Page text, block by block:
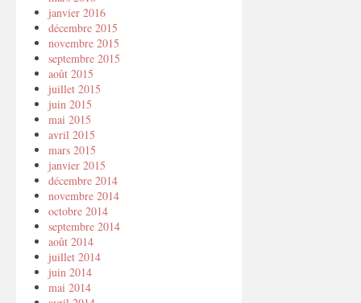
janvier 2016
décembre 2015
novembre 2015
septembre 2015
août 2015
juillet 2015
juin 2015
mai 2015
avril 2015
mars 2015
janvier 2015
décembre 2014
novembre 2014
octobre 2014
septembre 2014
août 2014
juillet 2014
juin 2014
mai 2014